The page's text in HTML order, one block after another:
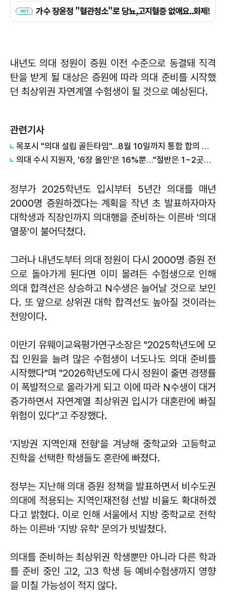
내년도 의대 정원이 증원 이전 수준으로 동결돼 직격
탄을 받게 될 대상은 증원에 따라 의대 준비를 시작했
던 최상위권 자연계열 수험생이 될 것으로 예상된다.
관련기사
목포시 "의대 설립 골든타임"...8월 10일까지 통합 합의 촉구
의대 수시 지원자, '6장 올인'은 16%뿐…"절반은 1~2곳만 썼다"
정부가 2025학년도 입시부터 5년간 의대를 매년
2000명 증원하겠다는 계획을 작년 초 발표하자마자
대학생과 직장인까지 의대행을 준비하는 이른바 '의대
열풍'이 불어닥쳤다.
그러나 내년도부터 의대 정원이 다시 2000명 증원 전
으로 돌아가게 된다면 이미 몰려든 수험생으로 인해
의대 합격선은 상승하고 N수생은 늘어날 것으로 보인
다. 또 앞으로 상위권 대학 합격선도 높아질 것이라는
전망이다.
이만기 유웨이교육평가연구소장은 "2025학년도에 모
집 인원을 늘려 많은 수험생이 너도나도 의대 준비를
시작했다"며 "2026학년도에 다시 정원이 줄면 경쟁률
이 폭발적으로 올라가게 되고 이에 따라 N수생이 대거
증가하면서 자연계열 최상위권 입시가 대혼란에 빠질
위험이 있다"고 주장했다.
'지방권 지역인재 전형'을 겨냥해 중학교와 고등학교
진학을 선택한 학생들도 혼란에 빠졌다.
정부는 지난해 의대 증원 정책을 발표하면서 비수도권
의대에 적용되는 지역인재전형 선발 비율도 확대하겠
다고 밝혔다. 이로 인해 서울에서 지방 중학교로 전학
하는 이른바 '지방 유학' 문의가 빗발쳤다.
의대를 준비하는 최상위권 학생뿐만 아니라 다른 학과
를 준비 중인 고2, 고3 학생 등 예비수험생까지 영향
을 미칠 가능성이 적지 않다.